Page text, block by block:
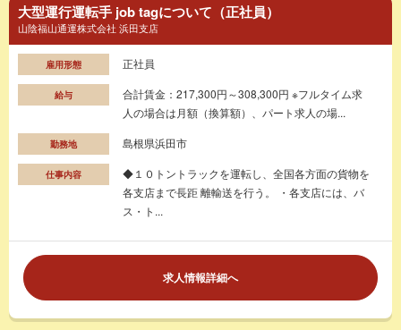
大型運行運転手 job tagについて（正社員）
山陰福山通運株式会社 浜田支店
雇用形態 正社員
給与
合計賃金：217,300円～308,300円 ※フルタイム求
人の場合は月額（換算額）、パート求人の場...
勤務地 島根県浜田市
仕事内容
◆１０トントラックを運転し、全国各方面の貨物を
各支店まで長距 離輸送を行う。 ・各支店には、バ
ス・ト...
求人情報詳細へ